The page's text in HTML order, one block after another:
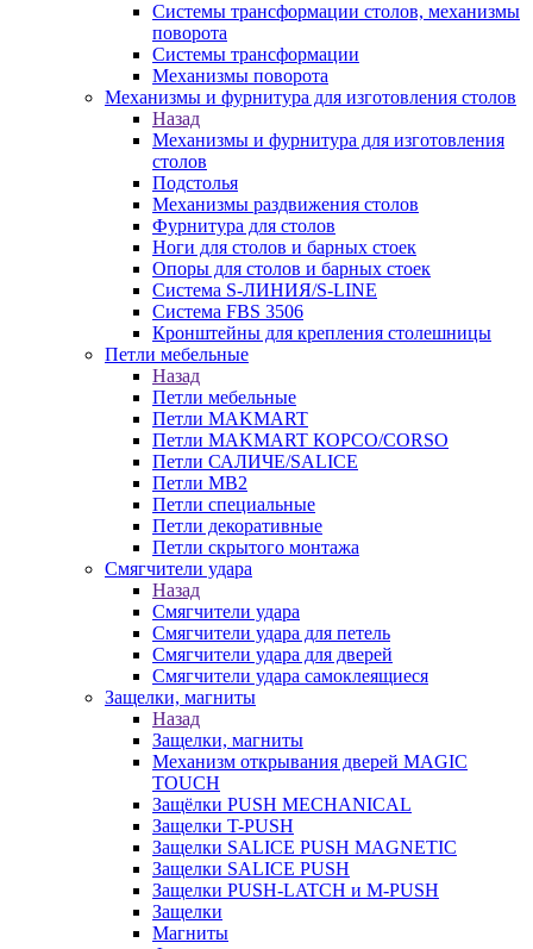
Системы трансформации столов, механизмы
поворота
Системы трансформации
Механизмы поворота
Механизмы и фурнитура для изготовления столов
Назад
Механизмы и фурнитура для изготовления
столов
Подстолья
Механизмы раздвижения столов
Фурнитура для столов
Ноги для столов и барных стоек
Опоры для столов и барных стоек
Система S-ЛИНИЯ/S-LINE
Система FBS 3506
Кронштейны для крепления столешницы
Петли мебельные
Назад
Петли мебельные
Петли MAKMART
Петли MAKMART КОРСО/CORSO
Петли САЛИЧЕ/SALICE
Петли MB2
Петли специальные
Петли декоративные
Петли скрытого монтажа
Смягчители удара
Назад
Смягчители удара
Смягчители удара для петель
Смягчители удара для дверей
Cмягчители удара самоклеящиеся
Защелки, магниты
Назад
Защелки, магниты
Механизм открывания дверей MAGIC
TOUCH
Защёлки PUSH MECHANICAL
Защелки T-PUSH
Защелки SALICE PUSH MAGNETIC
Защелки SALICE PUSH
Защелки PUSH-LATCH и M-PUSH
Защелки
Магниты